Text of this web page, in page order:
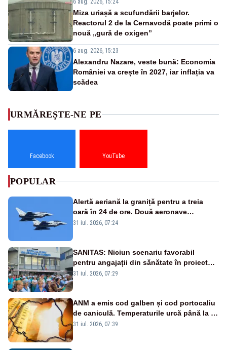
Miza uriașă a scufundării barjelor.
Reactorul 2 de la Cernavodă poate primi o
nouă „gură de oxigen”
6 aug. 2026, 15:23
Alexandru Nazare, veste bună: Economia
României va crește în 2027, iar inflația va
scădea
URMĂREȘTE-NE PE
Facebook YouTube
POPULAR
Alertă aeriană la graniță pentru a treia
oară în 24 de ore. Două aeronave
Eurofighter britanice au fost ridicate de la
31 iul. 2026, 07:24
SANITAS: Niciun scenariu favorabil
pentru angajații din sănătate în proiectul
Legii salarizării
31 iul. 2026, 07:29
ANM a emis cod galben și cod portocaliu
de caniculă. Temperaturile urcă până la 38
de grade, iar nopțile devin tropicale
31 iul. 2026, 07:39